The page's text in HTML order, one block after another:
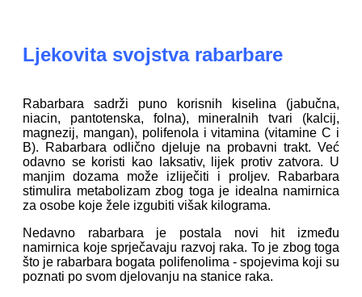
Ljekovita svojstva rabarbare
Rabarbara sadrži puno korisnih kiselina (jabučna,
niacin, pantotenska, folna), mineralnih tvari (kalcij,
magnezij, mangan), polifenola i vitamina (vitamine C i
B).
Rabarbara odlično djeluje na probavni trakt. Već
odavno se koristi kao laksativ, lijek protiv zatvora. U
manjim dozama može izliječiti i proljev.
Rabarbara
stimulira metabolizam zbog toga je idealna namirnica
za osobe koje žele izgubiti višak kilograma.
Nedavno rabarbara je postala novi hit između
namirnica koje sprječavaju razvoj raka. To je zbog toga
što je rabarbara bogata polifenolima - spojevima koji su
poznati po svom djelovanju na stanice raka.